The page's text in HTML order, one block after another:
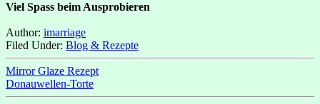
Viel Spass beim Ausprobieren
Author: imarriage
Filed Under: Blog & Rezepte
Mirror Glaze Rezept
Donauwellen-Torte